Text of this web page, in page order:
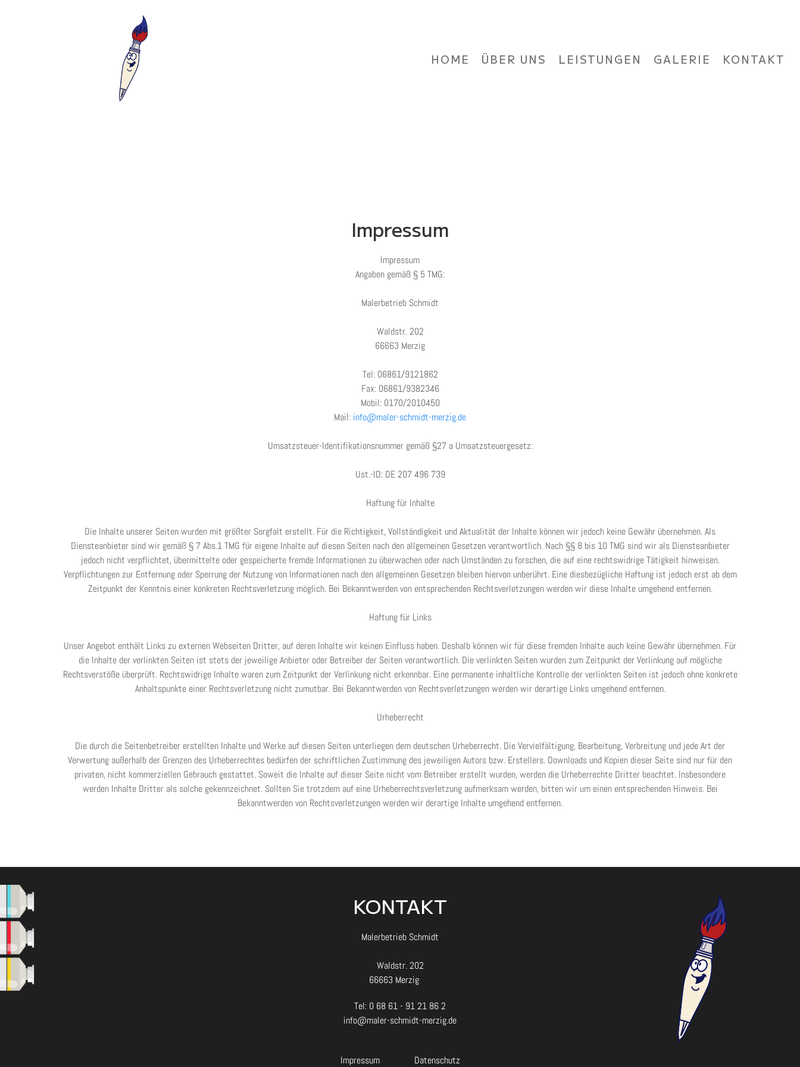
HOME ÜBER UNS LEISTUNGEN GALERIE KONTAKT
Impressum
Impressum
Angaben gemäß § 5 TMG:
Malerbetrieb Schmidt
Waldstr. 202
66663 Merzig
Tel: 06861/9121862
Fax: 06861/9382346
Mobil: 0170/2010450
Mail: info@maler-schmidt-merzig.de
Umsatzsteuer-Identifikationsnummer gemäß §27 a Umsatzsteuergesetz:
Ust.-ID: DE 207 496 739
Haftung für Inhalte
Die Inhalte unserer Seiten wurden mit größter Sorgfalt erstellt. Für die Richtigkeit, Vollständigkeit und Aktualität der Inhalte können wir jedoch keine Gewähr übernehmen. Als
Diensteanbieter sind wir gemäß § 7 Abs.1 TMG für eigene Inhalte auf diesen Seiten nach den allgemeinen Gesetzen verantwortlich. Nach §§ 8 bis 10 TMG sind wir als Diensteanbieter
jedoch nicht verpflichtet, übermittelte oder gespeicherte fremde Informationen zu überwachen oder nach Umständen zu forschen, die auf eine rechtswidrige Tätigkeit hinweisen.
Verpflichtungen zur Entfernung oder Sperrung der Nutzung von Informationen nach den allgemeinen Gesetzen bleiben hiervon unberührt. Eine diesbezügliche Haftung ist jedoch erst ab dem
Zeitpunkt der Kenntnis einer konkreten Rechtsverletzung möglich. Bei Bekanntwerden von entsprechenden Rechtsverletzungen werden wir diese Inhalte umgehend entfernen.
Haftung für Links
Unser Angebot enthält Links zu externen Webseiten Dritter, auf deren Inhalte wir keinen Einfluss haben. Deshalb können wir für diese fremden Inhalte auch keine Gewähr übernehmen. Für
die Inhalte der verlinkten Seiten ist stets der jeweilige Anbieter oder Betreiber der Seiten verantwortlich. Die verlinkten Seiten wurden zum Zeitpunkt der Verlinkung auf mögliche
Rechtsverstöße überprüft. Rechtswidrige Inhalte waren zum Zeitpunkt der Verlinkung nicht erkennbar. Eine permanente inhaltliche Kontrolle der verlinkten Seiten ist jedoch ohne konkrete
Anhaltspunkte einer Rechtsverletzung nicht zumutbar. Bei Bekanntwerden von Rechtsverletzungen werden wir derartige Links umgehend entfernen.
Urheberrecht
Die durch die Seitenbetreiber erstellten Inhalte und Werke auf diesen Seiten unterliegen dem deutschen Urheberrecht. Die Vervielfältigung, Bearbeitung, Verbreitung und jede Art der
Verwertung außerhalb der Grenzen des Urheberrechtes bedürfen der schriftlichen Zustimmung des jeweiligen Autors bzw. Erstellers. Downloads und Kopien dieser Seite sind nur für den
privaten, nicht kommerziellen Gebrauch gestattet. Soweit die Inhalte auf dieser Seite nicht vom Betreiber erstellt wurden, werden die Urheberrechte Dritter beachtet. Insbesondere
werden Inhalte Dritter als solche gekennzeichnet. Sollten Sie trotzdem auf eine Urheberrechtsverletzung aufmerksam werden, bitten wir um einen entsprechenden Hinweis. Bei
Bekanntwerden von Rechtsverletzungen werden wir derartige Inhalte umgehend entfernen.
KONTAKT
Malerbetrieb Schmidt
Waldstr. 202
66663 Merzig
Tel: 0 68 61 - 91 21 86 2
info@maler-schmidt-merzig.de
Impressum Datenschutz